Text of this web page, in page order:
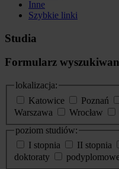
Inne
Szybkie linki
Studia
Formularz
lokalizacja:
Katowice
Poznań
Warszawa
Wrocław
poziom studiów:
I stopnia
II stopnia
doktoraty